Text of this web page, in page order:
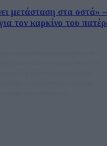
μετάσταση στα οστά»
τον καρκίνο του